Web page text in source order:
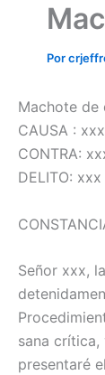
Por
Machote de
CAUSA :
CONTRA:
DELITO: xxx
Señor xxx,
sana
presentaré